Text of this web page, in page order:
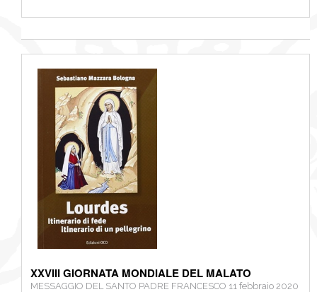
XXVIII GIORNATA MONDIALE DEL MALATO
MESSAGGIO DEL SANTO PADRE FRANCESCO 11 febbraio 2020